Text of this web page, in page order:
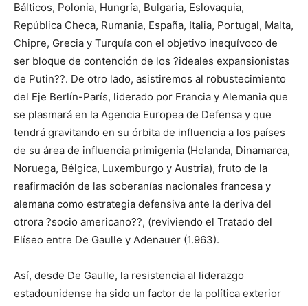
Bálticos, Polonia, Hungría, Bulgaria, Eslovaquia,
República Checa, Rumania, España, Italia, Portugal, Malta,
Chipre, Grecia y Turquía con el objetivo inequívoco de
ser bloque de contención de los ?ideales expansionistas
de Putin??. De otro lado, asistiremos al robustecimiento
del Eje Berlín-París, liderado por Francia y Alemania que
se plasmará en la Agencia Europea de Defensa y que
tendrá gravitando en su órbita de influencia a los países
de su área de influencia primigenia (Holanda, Dinamarca,
Noruega, Bélgica, Luxemburgo y Austria), fruto de la
reafirmación de las soberanías nacionales francesa y
alemana como estrategia defensiva ante la deriva del
otrora ?socio americano??, (reviviendo el Tratado del
Elíseo entre De Gaulle y Adenauer (1.963).
Así, desde De Gaulle, la resistencia al liderazgo
estadounidense ha sido un factor de la política exterior